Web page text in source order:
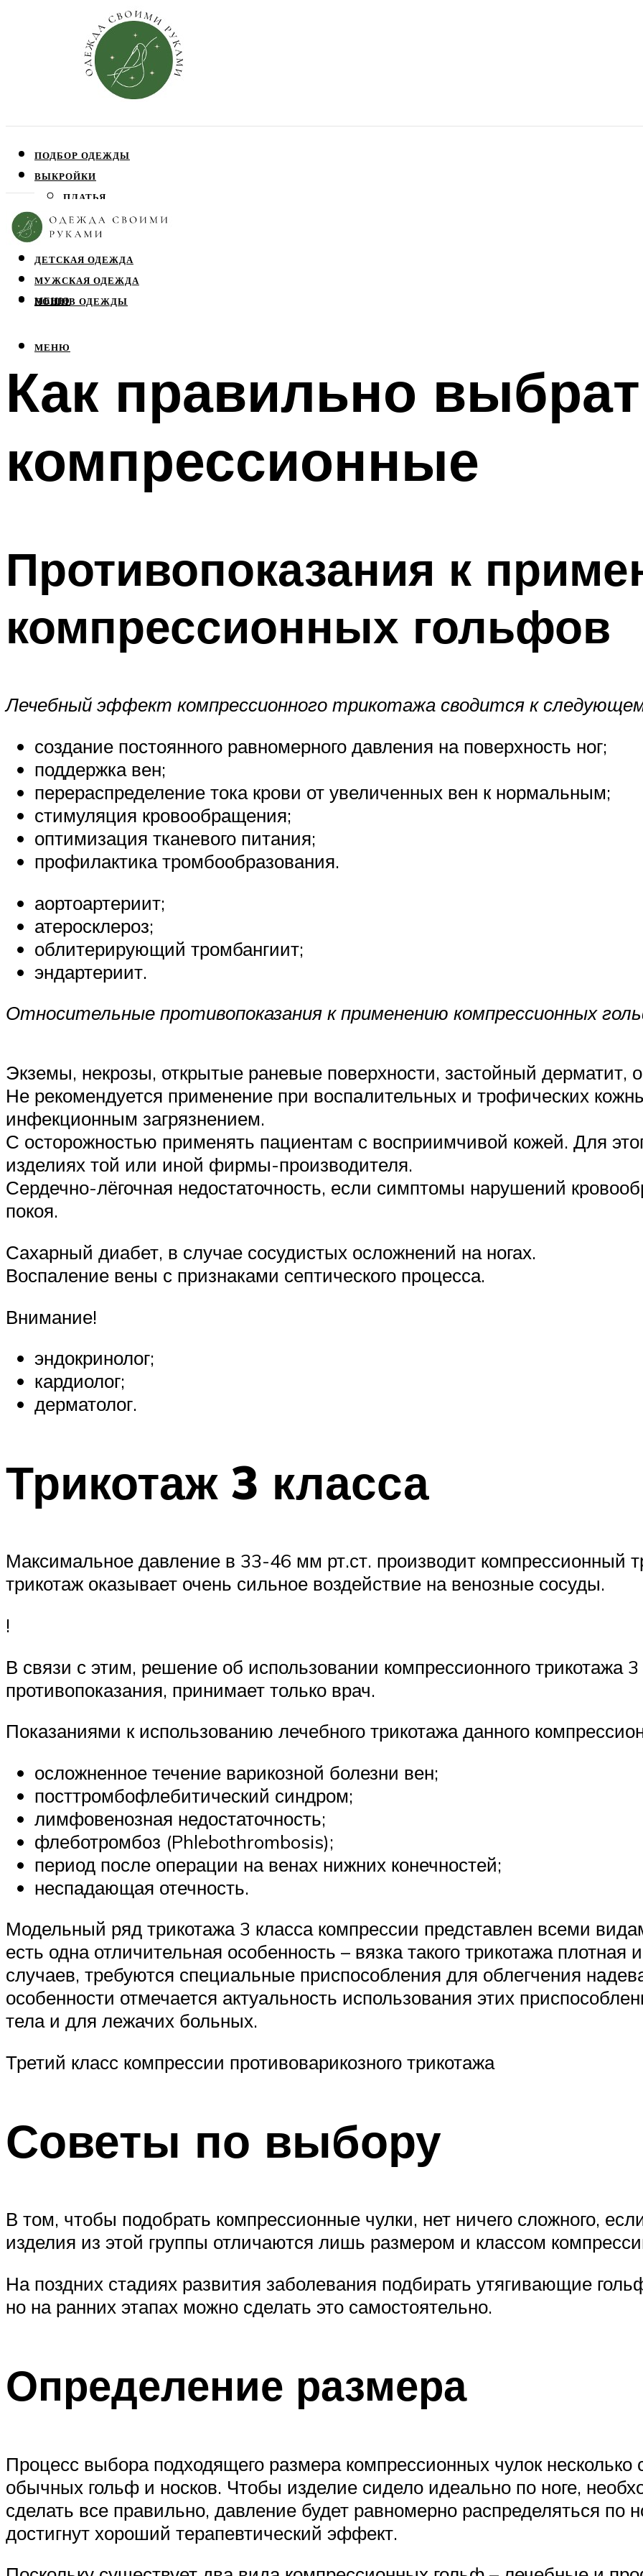
ПОДБОР ОДЕЖДЫ
ВЫКРОЙКИ
ПЛАТЬЯ
ЮБКИ
БЛУЗЫ
ДЕТСКАЯ ОДЕЖДА
МУЖСКАЯ ОДЕЖДА
ПОШИВ ОДЕЖДЫ
МЕНЮ
МЕНЮ
Как правильно
компрессионные
Противопоказания к
компрессионных гольфов
Лечебный эффект компрессионного трикотажа сводится к
создание постоянного равномерного давления на поверхность ног;
поддержка вен;
перераспределение тока крови от увеличенных вен к нормальным;
стимуляция кровообращения;
оптимизация тканевого питания;
профилактика тромбообразования.
аортоартериит;
атеросклероз;
облитерирующий тромбангиит;
эндартериит.
Относительные противопоказания к применению компрессионных
Экземы, некрозы, открытые раневые поверхности, застойный дерматит,
Не рекомендуется применение при воспалительных и трофических
инфекционным загрязнением.
С осторожностью применять пациентам с восприимчивой кожей. Для
изделиях той или иной фирмы-производителя.
Сердечно-лёгочная недостаточность, если симптомы нарушений
покоя.
Сахарный диабет, в случае сосудистых осложнений на ногах.
Воспаление вены с признаками септического процесса.
Внимание!
эндокринолог;
кардиолог;
дерматолог.
Трикотаж 3 класса
Максимальное давление в 33-46 мм рт.ст. производит компрессионный
трикотаж оказывает очень сильное воздействие на венозные сосуды.
!
В связи с этим, решение об использовании компрессионного трикотажа
противопоказания, принимает только врач.
Показаниями к использованию лечебного трикотажа данного
осложненное течение варикозной болезни вен;
посттромбофлебитический синдром;
лимфовенозная недостаточность;
флеботромбоз (Phlebothrombosis);
период после операции на венах нижних конечностей;
неспадающая отечность.
Модельный ряд трикотажа 3 класса компрессии представлен всеми
есть одна отличительная особенность – вязка такого трикотажа
случаев, требуются специальные приспособления для облегчения
особенности отмечается актуальность использования этих
тела и для лежачих больных.
Третий класс компрессии противоварикозного трикотажа
Советы по выбору
В том, чтобы подобрать компрессионные чулки, нет ничего сложного,
изделия из этой группы отличаются лишь размером и классом
На поздних стадиях развития заболевания подбирать утягивающие
но на ранних этапах можно сделать это самостоятельно.
Определение размера
Процесс выбора подходящего размера компрессионных чулок
обычных гольф и носков. Чтобы изделие сидело идеально по ноге,
сделать все правильно, давление будет равномерно распределяться по
достигнут хороший терапевтический эффект.